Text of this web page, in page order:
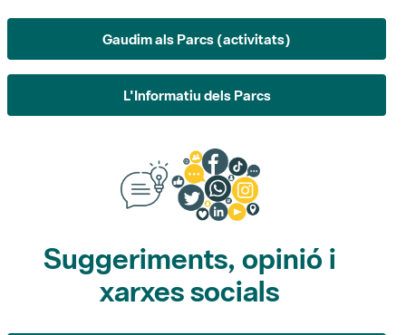
L'Informatiu dels Parcs
Suggeriments, opinió i
xarxes socials
Suggeriments